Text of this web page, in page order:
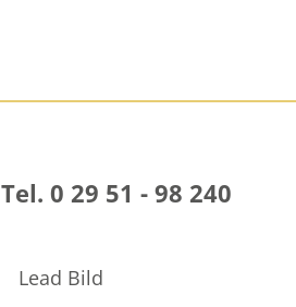
Tel. 0 29 51 - 98 240